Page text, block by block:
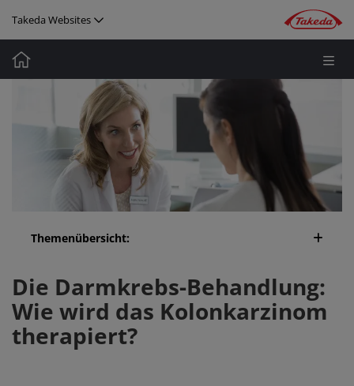
Takeda Websites
Media
Image
Themenübersicht:
Behandlungen im Überblick
gebildet haben?
Die Darmkrebs-Behandlung:
Wie wird das Kolonkarzinom
therapiert?